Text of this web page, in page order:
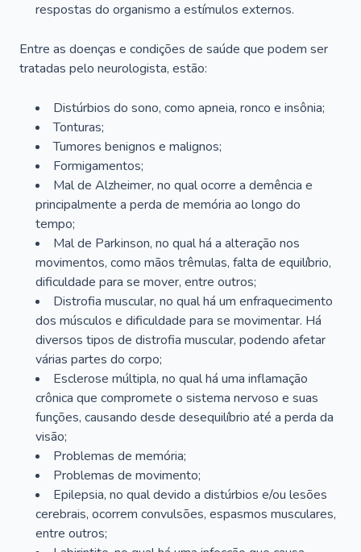
respostas do organismo a estímulos externos.
Entre as doenças e condições de saúde que podem ser
tratadas pelo neurologista, estão:
Distúrbios do sono, como apneia, ronco e insônia;
Tonturas;
Tumores benignos e malignos;
Formigamentos;
Mal de Alzheimer, no qual ocorre a demência e
principalmente a perda de memória ao longo do
tempo;
Mal de Parkinson, no qual há a alteração nos
movimentos, como mãos trêmulas, falta de equilíbrio,
dificuldade para se mover, entre outros;
Distrofia muscular, no qual há um enfraquecimento
dos músculos e dificuldade para se movimentar. Há
diversos tipos de distrofia muscular, podendo afetar
várias partes do corpo;
Esclerose múltipla, no qual há uma inflamação
crônica que compromete o sistema nervoso e suas
funções, causando desde desequilíbrio até a perda da
visão;
Problemas de memória;
Problemas de movimento;
Epilepsia, no qual devido a distúrbios e/ou lesões
cerebrais, ocorrem convulsões, espasmos musculares,
entre outros;